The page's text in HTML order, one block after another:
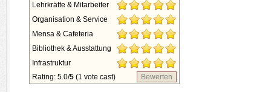
Lehrkräfte & Mitarbeiter
Organisation & Service
Mensa & Cafeteria
Bibliothek & Ausstattung
Infrastruktur
Rating: 5.0/5 (1 vote cast) Bewerten